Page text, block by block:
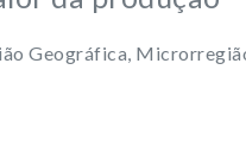
Geográfica,